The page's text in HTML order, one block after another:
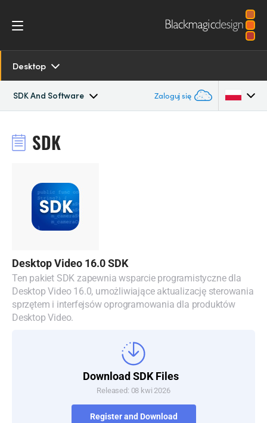
Desktop
SDK And Software Zaloguj się
Resources
Models
Austria
Brazil
Canada
China
Denmark
Finland
Hong Kong SAR, China
SDK
Desktop Video 16.0 SDK
Ten pakiet SDK zapewnia wsparcie programistyczne dla
Desktop Video 16.0, umożliwiające aktualizację sterowania
sprzętem i interfejsów oprogramowania dla produktów
Desktop Video.
Download SDK Files
Released: 08 kwi 2026
Register and Download